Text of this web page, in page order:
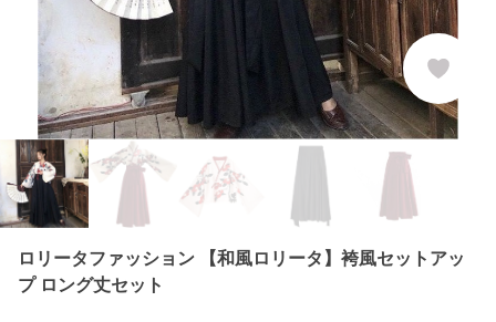
ロリータファッション 【和風ロリータ】袴風セットアッ
プ ロング丈セット